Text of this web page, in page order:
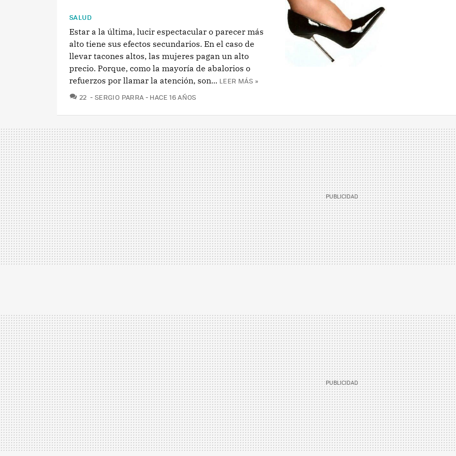
SALUD
Estar a la última, lucir espectacular o parecer más
alto tiene sus efectos secundarios. En el caso de
llevar tacones altos, las mujeres pagan un alto
precio. Porque, como la mayoría de abalorios o
refuerzos por llamar la atención, son... LEER MÁS »
22 COMENTARIOS
SERGIO PARRA HACE 16 AÑOS